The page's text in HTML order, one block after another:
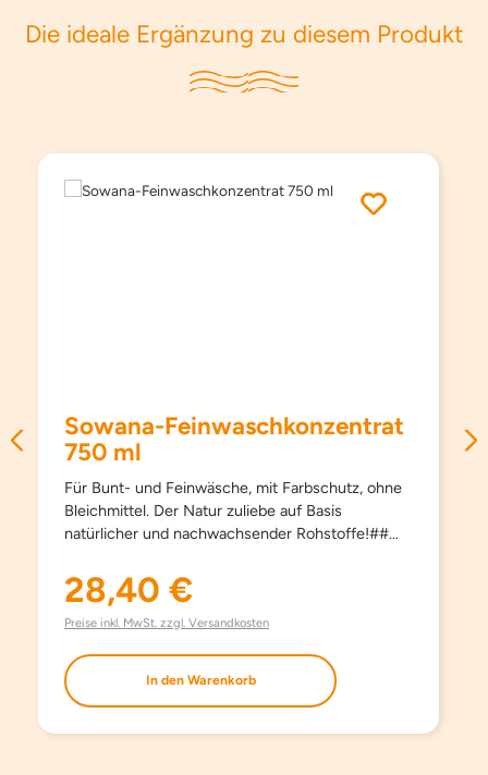
Die ideale Ergänzung zu diesem Produkt
Sowana-Feinwaschkonzentrat
750 ml
Für Bunt- und Feinwäsche, mit Farbschutz, ohne
Bleichmittel. Der Natur zuliebe auf Basis
natürlicher und nachwachsender Rohstoffe!##
schonend und sanft, schon ab 15°C und hält
Kleidungsstücke länger schön. Kein Weichspüler
erforderlich, besonders bügelleicht. Haut- und
auch bestens für die Handwäsche geeignet. Mit
modernsten waschaktiven Substanzen und
Aufheller und ohne Phosphate.
Regulärer Preis:
28,40 €
Preise inkl. MwSt. zzgl. Versandkosten
In den Warenkorb